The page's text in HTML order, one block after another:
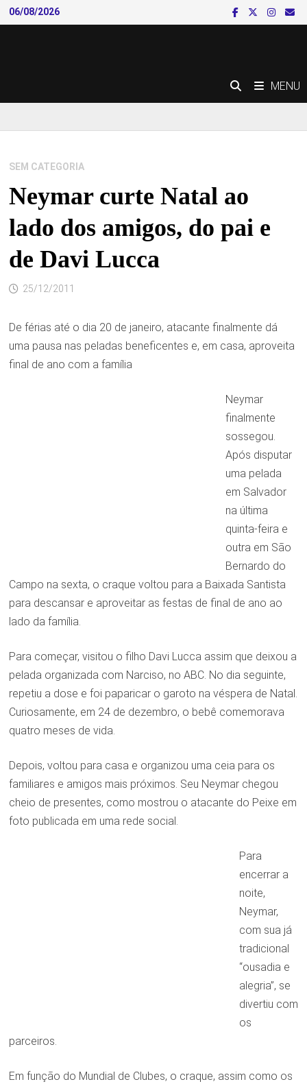
Skip
to
06/08/2026
MENU
SEM CATEGORIA
Neymar curte Natal ao
lado dos amigos, do pai e
de Davi Lucca
25/12/2011
De férias até o dia 20 de janeiro, atacante finalmente dá
uma pausa nas peladas beneficentes e, em casa, aproveita
final de ano com a família
Neymar
finalmente
sossegou.
Após disputar
uma pelada
em Salvador
na última
quinta-feira e
outra em São
Bernardo do
Campo na sexta, o craque voltou para a Baixada Santista
para descansar e aproveitar as festas de final de ano ao
lado da família.
Para começar, visitou o filho Davi Lucca assim que deixou a
pelada organizada com Narciso, no ABC. No dia seguinte,
repetiu a dose e foi paparicar o garoto na véspera de Natal.
Curiosamente, em 24 de dezembro, o bebê comemorava
quatro meses de vida.
Depois, voltou para casa e organizou uma ceia para os
familiares e amigos mais próximos. Seu Neymar chegou
cheio de presentes, como mostrou o atacante do Peixe em
foto publicada em uma rede social.
Para
encerrar a
noite,
Neymar,
com sua já
tradicional
“ousadia e
alegria”, se
divertiu com
os
parceiros.
Em função do Mundial de Clubes, o craque, assim como os